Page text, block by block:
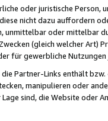
oder juristische
nicht dazu auffordern
unmittelbar oder mittelbar
(gleich welcher Art)
für gewerbliche
die Partner-Links enthält
manipulieren oder
sind, die Website oder